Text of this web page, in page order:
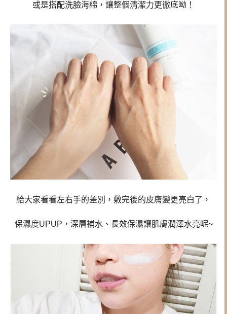
或是搭配洗臉海綿，讓整個清潔力更徹底呦！
給大家看看左右手的差別，敷完後的皮膚變更亮白了，
保濕度UPUP，深層補水、長效保濕讓肌膚潤澤水亮呢~